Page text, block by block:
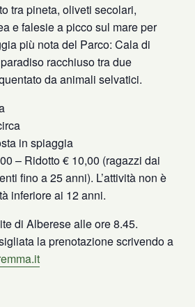
tra pineta, oliveti secolari,
e falesie a picco sul mare per
più nota del Parco: Cala di
racchiuso tra due
da animali selvatici.
in spiaggia
– Ridotto € 10,00 (ragazzi dai
fino a 25 anni). L’attività non è
inferiore ai 12 anni.
di Alberese alle ore 8.45.
la prenotazione scrivendo a